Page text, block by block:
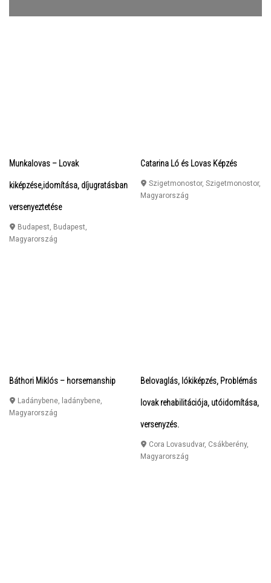
Munkalovas – Lovak
kiképzése,idomítása, díjugratásban
versenyeztetése
Budapest, Budapest,
Magyarország
Catarina Ló és Lovas Képzés
Szigetmonostor, Szigetmonostor,
Magyarország
Báthori Miklós – horsemanship
Ladánybene, ladánybene,
Magyarország
Belovaglás, lókiképzés, Problémás
lovak rehabilitációja, utóidomítása,
versenyzés.
Cora Lovasudvar, Csákberény,
Magyarország